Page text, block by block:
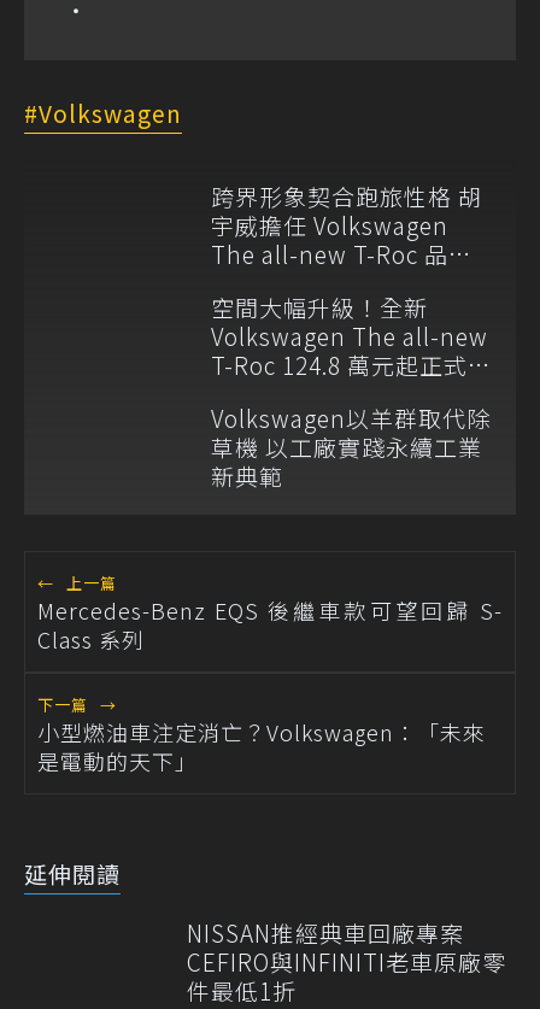
Volkswagen
跨界形象契合跑旅性格 胡
宇威擔任 Volkswagen
The all-new T-Roc 品牌
空間大幅升級！全新
Volkswagen The all-new
T-Roc 124.8 萬元起正式上
Volkswagen以羊群取代除
草機 以工廠實踐永續工業
新典範
← 上一篇
Mercedes-Benz EQS 後繼車款可望回歸 S-
Class 系列
下一篇 →
小型燃油車注定消亡？Volkswagen：「未來
是電動的天下」
延伸閱讀
NISSAN推經典車回廠專案
CEFIRO與INFINITI老車原廠零
件最低1折